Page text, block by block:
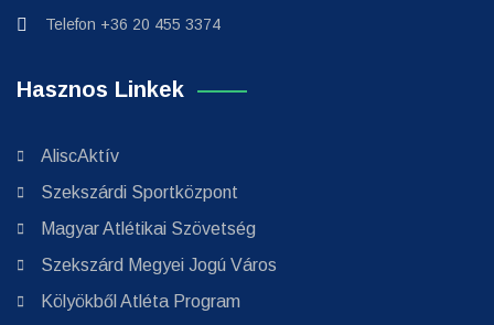
Telefon +36 20 455 3374
Hasznos Linkek
AliscAktív
Szekszárdi Sportközpont
Magyar Atlétikai Szövetség
Szekszárd Megyei Jogú Város
Kölyökből Atléta Program